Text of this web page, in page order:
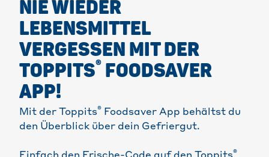
NIE WIEDER
LEBENSMITTEL
VERGESSEN MIT DER
TOPPITS® FOODSAVER
APP!
Mit der Toppits® Foodsaver App behältst du
den Überblick über dein Gefriergut.
®